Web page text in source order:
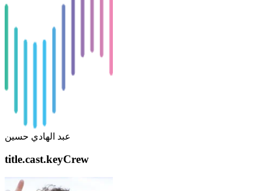
عبد الهادي حسين
title.cast.keyCrew